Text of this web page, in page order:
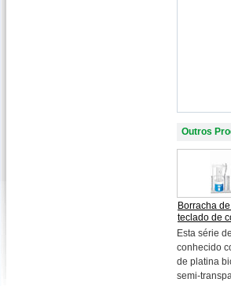
Outros
Borracha
teclado de
Esta série
conhecido
de platina
semi-